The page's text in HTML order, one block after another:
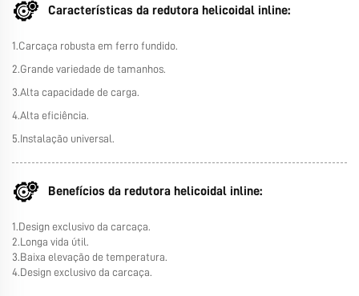
Características da redutora helicoidal inline:
1.Carcaça robusta em ferro fundido.
2.Grande variedade de tamanhos.
3.Alta capacidade de carga.
4.Alta eficiência.
5.Instalação universal.
Benefícios da redutora helicoidal inline:
1.Design exclusivo da carcaça.
2.Longa vida útil.
3.Baixa elevação de temperatura.
4.Design exclusivo da carcaça.